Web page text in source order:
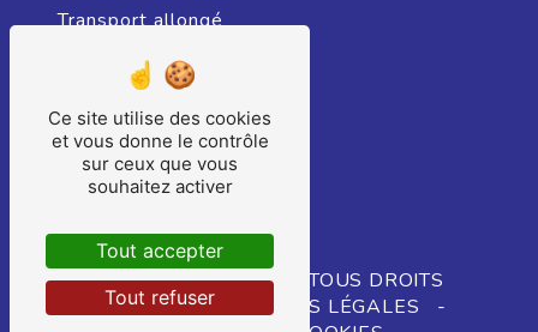
Transport allongé
Radiothérapie
Transport sanitaire assis
Hospitalisation
Ambulance
©VISTALID- 2026 - TOUS DROITS
RÉSERVÉS -MENTIONS LÉGALES
-
Ce site utilise des cookies
et vous donne le contrôle
sur ceux que vous
souhaitez activer
Tout accepter
Tout refuser